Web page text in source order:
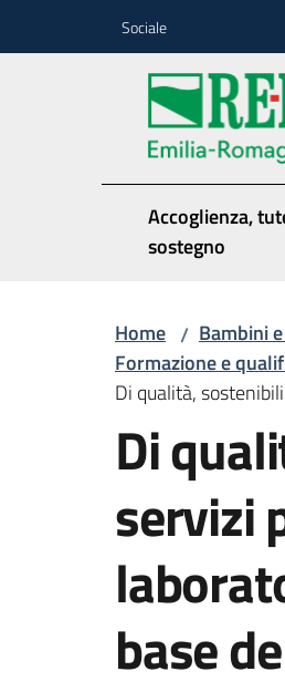
Sociale
Accoglienza,
sostegno
Home / Bambini
Formazione e
Di qualità,
Di
servizi
base